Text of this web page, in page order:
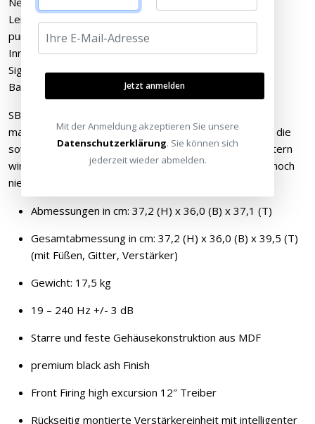
Leistungsabgabe und Wiedergabe tiefster Bässe bei
punktgenauer Präzision
Innovativer 50 MHz analog angesteuerter Digital-
Signalprozessor für präzise und raffinierte
Bass-/Raumanpassung und Kontrolle
SB-2000 Pro – Umwerfende Deep Bass Extension und
massiver Ausgangspegel, mit erstaunlicher Musikalität, die
sowohl Audiophile als auch Home Theater Fans begeistern
wird. Die Referenzklasse für Subwoofer gab es bisher noch
nie zu diesem Preis in dieser Größe.
Abmessungen in cm: 37,2 (H) x 36,0 (B) x 37,1 (T)
Gesamtabmessung in cm: 37,2 (H) x 36,0 (B) x 39,5 (T)
(mit Füßen, Gitter, Verstärker)
Gewicht: 17,5 kg
19 – 240 Hz +/- 3 dB
Starre und feste Gehäusekonstruktion aus MDF
premium black ash Finish
Front Firing high excursion 12″ Treiber
Rückseitig montierte Verstärkereinheit mit intelligenter
Jetzt anmelden
Mit der Anmeldung akzeptieren Sie unsere
Datenschutzerklärung. Sie können sich
jederzeit wieder abmelden.